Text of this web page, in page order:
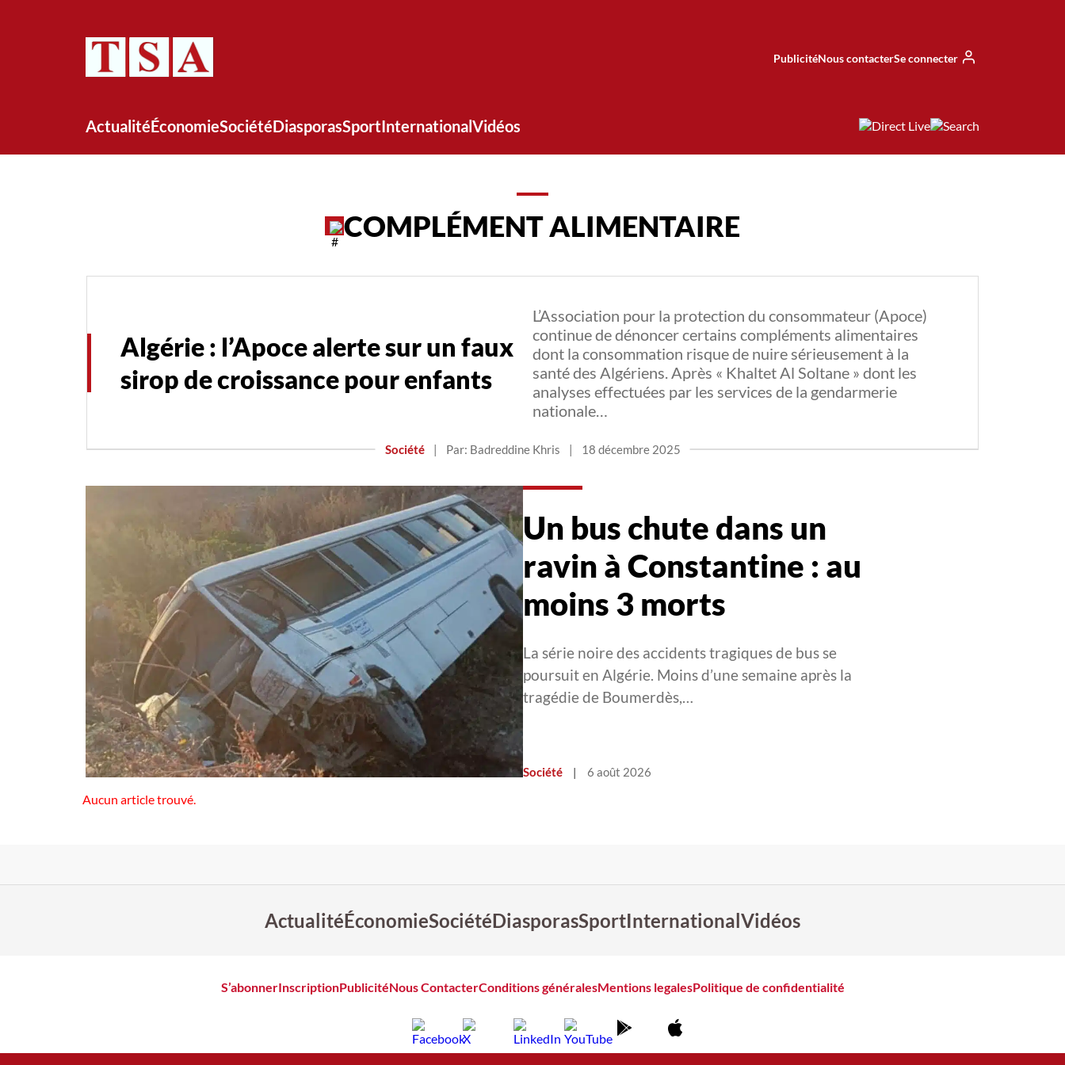
PublicitéNous contacterSe connecter
ActualitéÉconomieSociétéDiasporasSportInternationalVidéos
COMPLÉMENT ALIMENTAIRE
Algérie : l’Apoce alerte sur un faux
sirop de croissance pour enfants
L’Association pour la protection du consommateur (Apoce)
continue de dénoncer certains compléments alimentaires
dont la consommation risque de nuire sérieusement à la
santé des Algériens. Après « Khaltet Al Soltane » dont les
analyses effectuées par les services de la gendarmerie
nationale…
Société | Par: Badreddine Khris | 18 décembre 2025
Un bus chute dans un
ravin à Constantine : au
moins 3 morts
La série noire des accidents tragiques de bus se
poursuit en Algérie. Moins d’une semaine après la
tragédie de Boumerdès,…
Société | 6 août 2026
Aucun article trouvé.
ActualitéÉconomieSociétéDiasporasSportInternationalVidéos
S’abonnerInscriptionPublicitéNous ContacterConditions généralesMentions legalesPolitique de confidentialité